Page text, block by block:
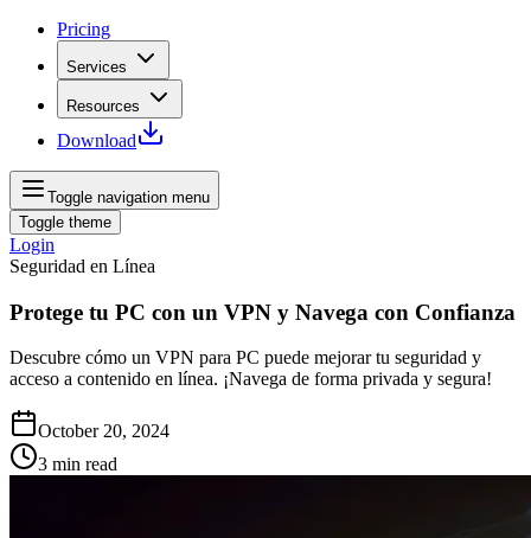
Pricing
Services
Resources
Download
Toggle navigation menu
Toggle theme
Login
Seguridad en Línea
Protege tu PC con un VPN y Navega con Confianza
Descubre cómo un VPN para PC puede mejorar tu seguridad y
acceso a contenido en línea. ¡Navega de forma privada y segura!
October 20, 2024
3 min read